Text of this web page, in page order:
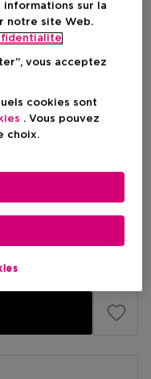
sur la
notre site Web.
vous acceptez
cookies sont
. Vous pouvez
choix.